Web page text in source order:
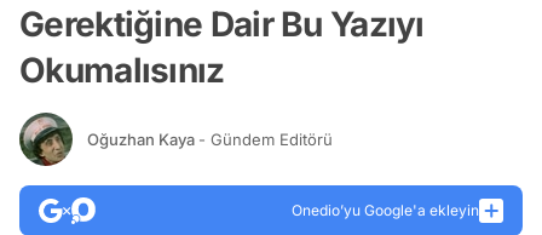
Gerektiğine Dair Bu Yazıyı
Okumalısınız
Oğuzhan Kaya - Gündem Editörü
Onedio’yu Google'a ekleyin